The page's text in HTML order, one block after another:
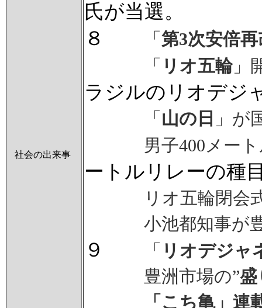
社会の出来事
氏が当選。
８
「 第3次安倍
「 リオ五輪」
ラジルのリオデジ
「 山の日 」が
男子400メー
ートルリレーの種
リオ五輪閉会
小池都知事が
９ 「 リオデジャ
豊洲市場の”盛
「こち亀」連